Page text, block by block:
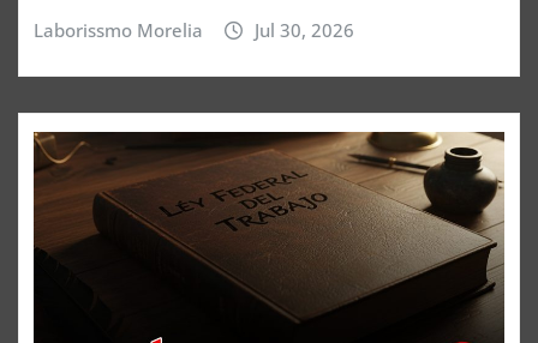
Laborissmo Morelia Jul 30, 2026